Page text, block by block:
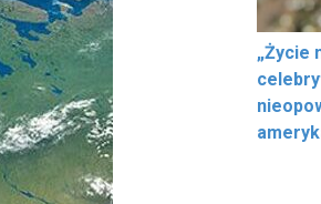
„Życie